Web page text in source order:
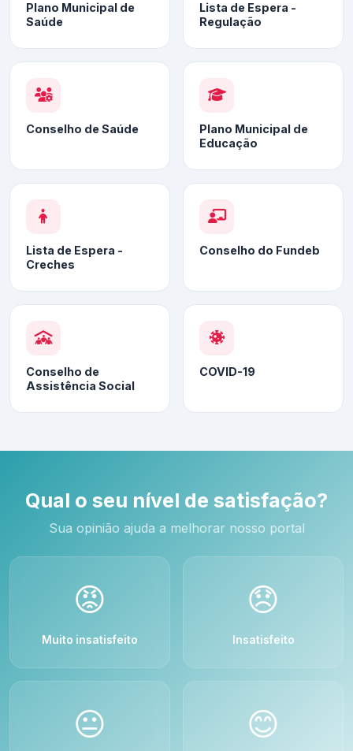
Plano Municipal de
Saúde
Lista de Espera -
Regulação
Conselho de Saúde
Plano Municipal de
Educação
Lista de Espera -
Creches
Conselho do Fundeb
Conselho de
Assistência Social
COVID-19
Qual o seu nível de satisfação?
Sua opinião ajuda a melhorar nosso portal
😡
Muito insatisfeito
😞
Insatisfeito
😐 😊